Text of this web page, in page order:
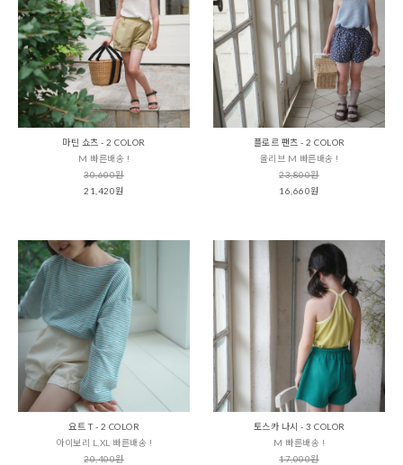
마틴 쇼츠 - 2 COLOR
M 빠른배송 !
30,600원
21,420원
플로르 팬츠 - 2 COLOR
올리브 M 빠른배송 !
23,800원
16,660원
요트 T - 2 COLOR
아이보리 L,XL 빠른배송 !
20,400원
토스카 나시 - 3 COLOR
M 빠른배송 !
17,000원